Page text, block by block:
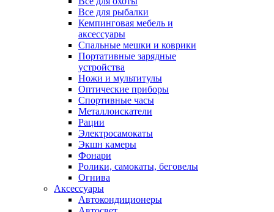
Все для рыбалки
Кемпинговая мебель и
аксессуары
Спальные мешки и коврики
Портативные зарядные
устройства
Ножи и мультитулы
Оптические приборы
Спортивные часы
Металлоискатели
Рации
Электросамокаты
Экшн камеры
Фонари
Ролики, самокаты, беговелы
Огнива
Аксессуары
Автокондиционеры